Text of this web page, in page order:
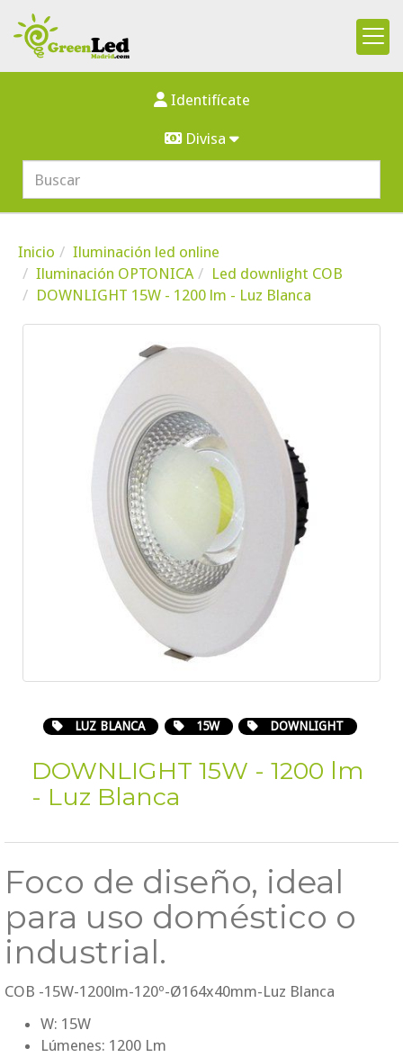
Identifícate
Divisa
Inicio
Iluminación led online
Iluminación OPTONICA
Led downlight COB
DOWNLIGHT 15W - 1200 lm - Luz Blanca
LUZ BLANCA 15W DOWNLIGHT
DOWNLIGHT 15W - 1200 lm
- Luz Blanca
Foco de diseño, ideal
para uso doméstico o
industrial.
COB -15W-1200lm-120º-Ø164x40mm-Luz Blanca
W: 15W
Lúmenes: 1200 Lm